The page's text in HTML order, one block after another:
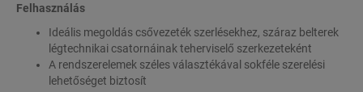
Felhasználás
Ideális megoldás csővezeték szerlésekhez, száraz belterek
légtechnikai csatornáinak teherviselő szerkezeteként
A rendszerelemek széles választékával sokféle szerelési
lehetőséget biztosít